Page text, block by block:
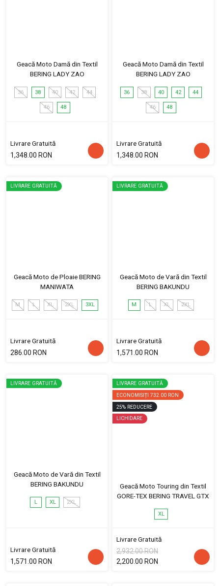
Geacă Moto Damă din Textil
BERING LADY ZAO
36 38 40 42 44
46 48
Livrare Gratuită
1,348.00 RON
Geacă Moto Damă din Textil
BERING LADY ZAO
36 38 40 42 44
46 48
Livrare Gratuită
1,348.00 RON
LIVRARE GRATUITĂ
Geacă Moto de Ploaie BERING
MANIWATA
M L XL 2XL 3XL
Livrare Gratuită
286.00 RON
LIVRARE GRATUITĂ
Geacă Moto de Vară din Textil
BERING BAKUNDU
M L XL 2XL
Livrare Gratuită
1,571.00 RON
LIVRARE GRATUITĂ
Geacă Moto de Vară din Textil
BERING BAKUNDU
L XL 2XL
Livrare Gratuită
1,571.00 RON
LIVRARE GRATUITĂ
ECONOMISIȚI 732.00 RON
25% REDUCERE
LICHIDARE
Geacă Moto Touring din Textil
GORE-TEX BERING TRAVEL GTX
XL
Livrare Gratuită
2,932.00 RON
2,200.00 RON